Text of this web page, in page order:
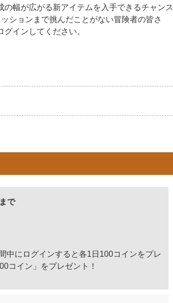
幅が広がる新アイテムを入手できるチャンス
ションまで挑んだことがない冒険者の皆さ
インしてください。
で
中にログインすると各1日100コインをプレ
コイン」をプレゼント！